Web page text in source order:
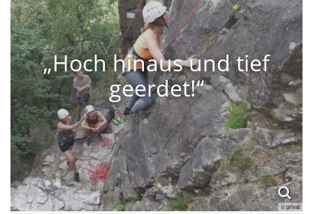
„Hoch hinaus und tief
geerdet!“
© privat